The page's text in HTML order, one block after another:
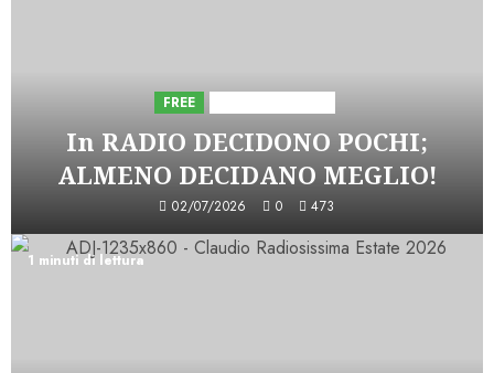
FREE
In RADIO DECIDONO POCHI;
ALMENO DECIDANO MEGLIO!
02/07/2026 0 473
1 minuti di lettura